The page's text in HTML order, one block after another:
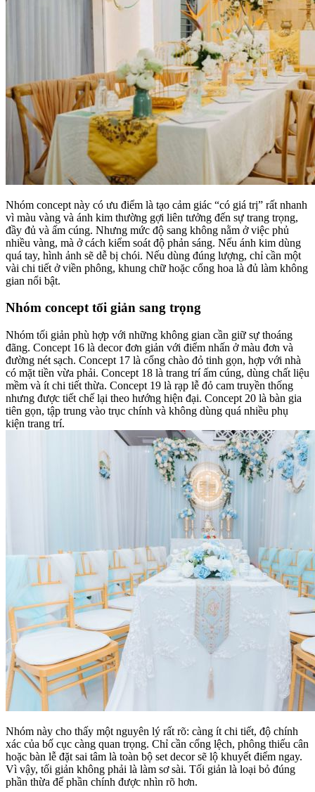
Nhóm concept này có ưu điểm là tạo cảm giác “có giá trị” rất nhanh
vì màu vàng và ánh kim thường gợi liên tưởng đến sự trang trọng,
đầy đủ và ấm cúng. Nhưng mức độ sang không nằm ở việc phủ
nhiều vàng, mà ở cách kiểm soát độ phản sáng. Nếu ánh kim dùng
quá tay, hình ảnh sẽ dễ bị chói. Nếu dùng đúng lượng, chỉ cần một
vài chi tiết ở viền phông, khung chữ hoặc cổng hoa là đủ làm không
gian nổi bật.
Nhóm concept tối giản sang trọng
Nhóm tối giản phù hợp với những không gian cần giữ sự thoáng
đãng. Concept 16 là decor đơn giản với điểm nhấn ở màu đơn và
đường nét sạch. Concept 17 là cổng chào đỏ tinh gọn, hợp với nhà
có mặt tiền vừa phải. Concept 18 là trang trí ấm cúng, dùng chất liệu
mềm và ít chi tiết thừa. Concept 19 là rạp lễ đỏ cam truyền thống
nhưng được tiết chế lại theo hướng hiện đại. Concept 20 là bàn gia
tiên gọn, tập trung vào trục chính và không dùng quá nhiều phụ
kiện trang trí.
Nhóm này cho thấy một nguyên lý rất rõ: càng ít chi tiết, độ chính
xác của bố cục càng quan trọng. Chỉ cần cổng lệch, phông thiếu cân
hoặc bàn lễ đặt sai tâm là toàn bộ set decor sẽ lộ khuyết điểm ngay.
Vì vậy, tối giản không phải là làm sơ sài. Tối giản là loại bỏ đúng
phần thừa để phần chính được nhìn rõ hơn.